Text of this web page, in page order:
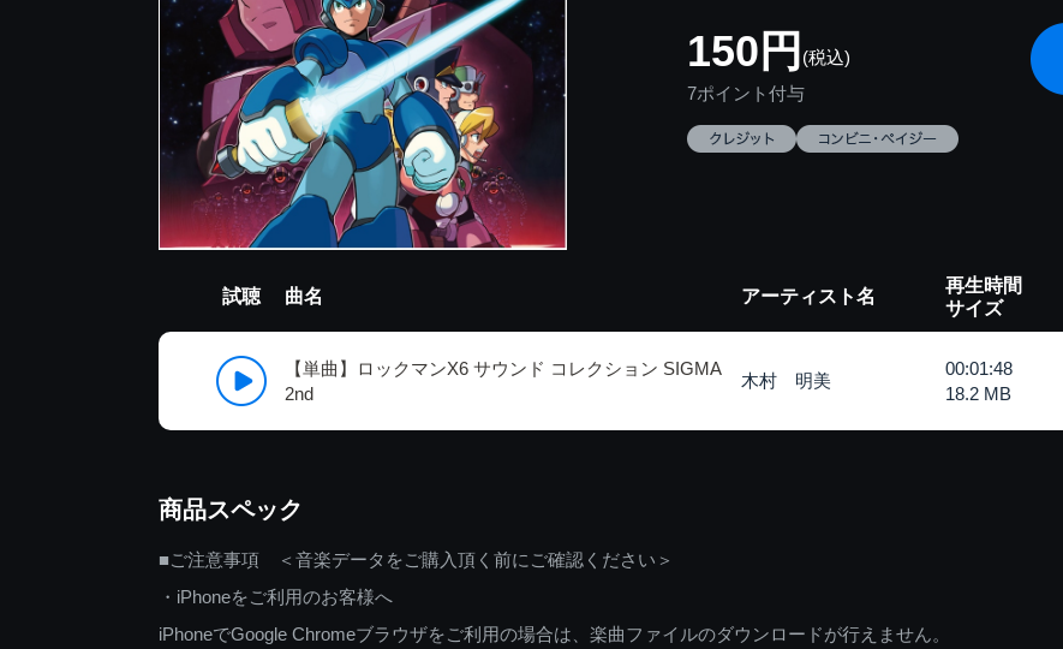
150円 (税込)
7ポイント付与
試聴 曲名 アーティスト名
再生時間
サイズ
【単曲】ロックマンX6 サウンド コレクション SIGMA
2nd
木村 明美
00:01:48
18.2 MB
商品スペック
■ご注意事項 ＜音楽データをご購入頂く前にご確認ください＞
・iPhoneをご利用のお客様へ
iPhoneでGoogle Chromeブラウザをご利用の場合は、楽曲ファイルのダウンロードが行えません。